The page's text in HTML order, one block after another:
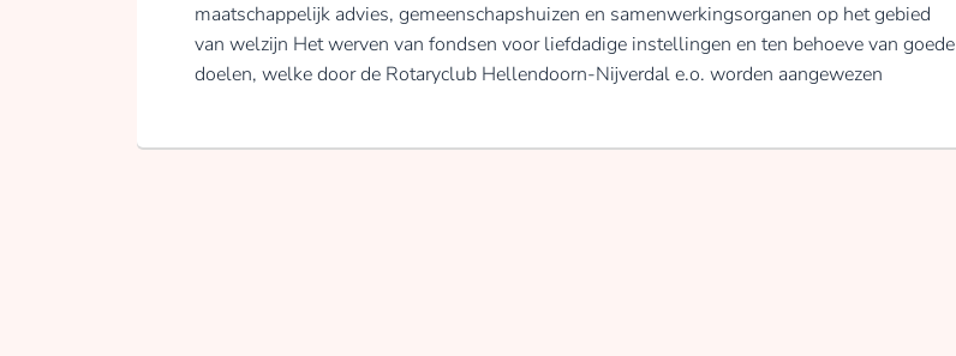
maatschappelijk advies, gemeenschapshuizen en samenwerkingsorganen op het gebied
van welzijn Het werven van fondsen voor liefdadige instellingen en ten behoeve van goede
doelen, welke door de Rotaryclub Hellendoorn-Nijverdal e.o. worden aangewezen